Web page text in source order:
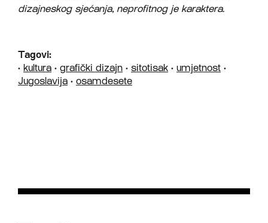
dizajneskog sjećanja, neprofitnog je karaktera.
Tagovi:
• kultura • grafički dizajn • sitotisak • umjetnost •
Jugoslavija • osamdesete